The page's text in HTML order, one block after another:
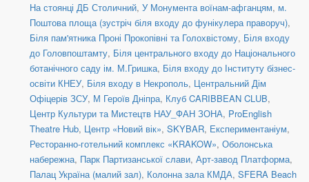
На стоянці ДБ Столичний, У Монумента воїнам-афганцям, м.
Поштова площа (зустріч біля входу до фунікулера праворуч),
Біля пам'ятника Проні Прокопівні та Голохвістому, Біля входу
до Головпоштамту, Біля центрального входу до Національного
ботанічного саду ім. М.Гришка, Біля входу до Інституту бізнес-
освіти КНЕУ, Біля входу в Некрополь, Центральний Дім
Офіцерів ЗСУ, М Героїв Дніпра, Клуб CARIBBEAN CLUB,
Центр Культури та Мистецтв НАУ_ФАН ЗОНА, ProEnglish
Theatre Hub, Центр «Новий вік», SKYBAR, Експериментаніум,
Ресторанно-готельний комплекс «KRAKOW», Оболонська
набережна, Парк Партизанської слави, Арт-завод Платформа,
Палац Україна (малий зал), Колонна зала КМДА, SFERA Beach